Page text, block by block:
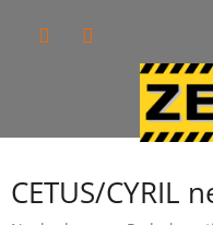
CETUS/CYRIL